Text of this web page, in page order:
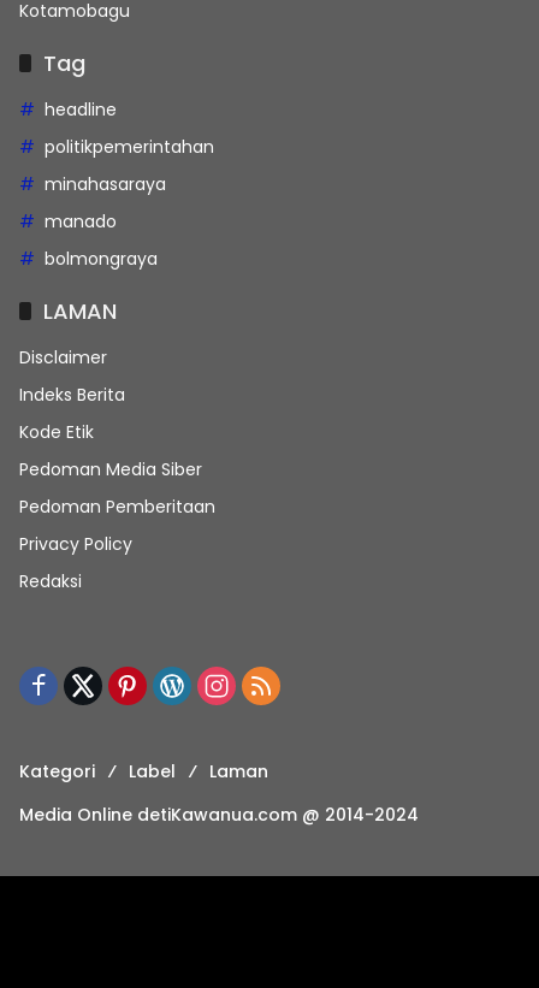
Kotamobagu
Tag
headline
politikpemerintahan
minahasaraya
manado
bolmongraya
LAMAN
Disclaimer
Indeks Berita
Kode Etik
Pedoman Media Siber
Pedoman Pemberitaan
Privacy Policy
Redaksi
Kategori Label
Laman
Media Online detiKawanua.com @ 2014-2024